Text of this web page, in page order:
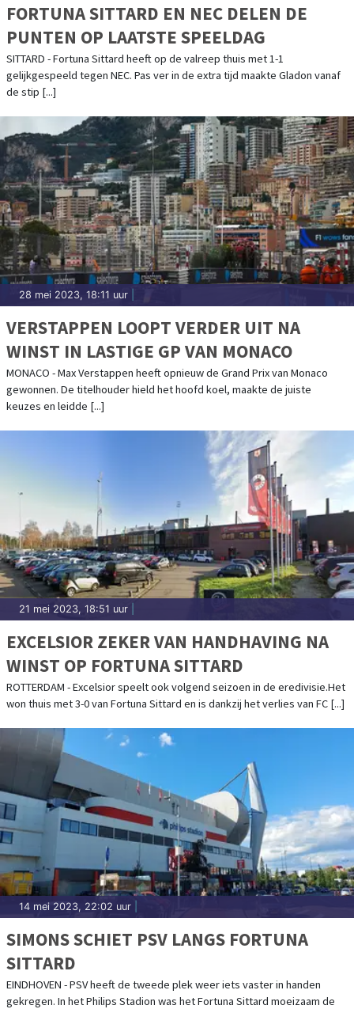
FORTUNA SITTARD EN NEC DELEN DE
PUNTEN OP LAATSTE SPEELDAG
SITTARD - Fortuna Sittard heeft op de valreep thuis met 1-1
gelijkgespeeld tegen NEC. Pas ver in de extra tijd maakte Gladon vanaf
de stip [...]
28 mei 2023, 18:11 uur
VERSTAPPEN LOOPT VERDER UIT NA
WINST IN LASTIGE GP VAN MONACO
MONACO - Max Verstappen heeft opnieuw de Grand Prix van Monaco
gewonnen. De titelhouder hield het hoofd koel, maakte de juiste
keuzes en leidde [...]
21 mei 2023, 18:51 uur
EXCELSIOR ZEKER VAN HANDHAVING NA
WINST OP FORTUNA SITTARD
ROTTERDAM - Excelsior speelt ook volgend seizoen in de eredivisie.Het
won thuis met 3-0 van Fortuna Sittard en is dankzij het verlies van FC [...]
14 mei 2023, 22:02 uur
SIMONS SCHIET PSV LANGS FORTUNA
SITTARD
EINDHOVEN - PSV heeft de tweede plek weer iets vaster in handen
gekregen. In het Philips Stadion was het Fortuna Sittard moeizaam de